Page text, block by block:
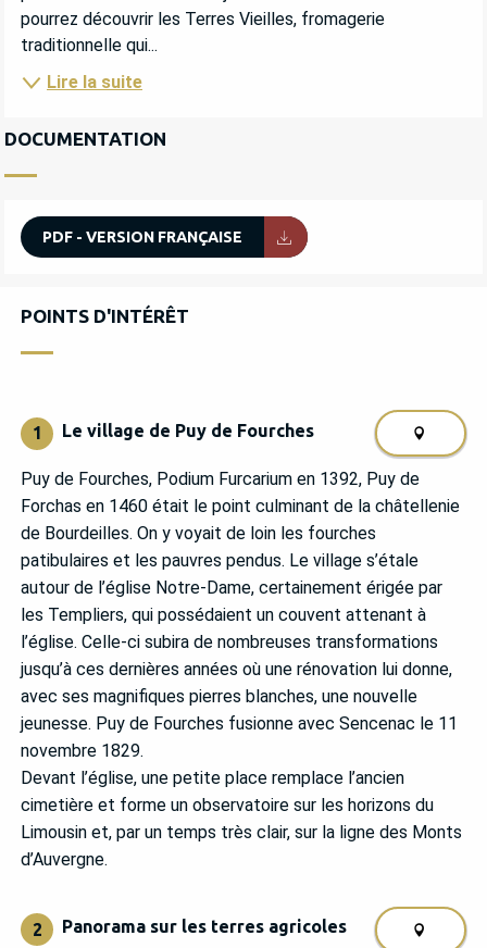
pourrez découvrir les Terres Vieilles, fromagerie
traditionnelle qui...
Lire la suite
DOCUMENTATION
PDF - VERSION FRANÇAISE
POINTS D'INTÉRÊT
POINTS D'INTÉRÊT
1 Le village de Puy de Fourches
Puy de Fourches, Podium Furcarium en 1392, Puy de
Forchas en 1460 était le point culminant de la châtellenie
de Bourdeilles. On y voyait de loin les fourches
patibulaires et les pauvres pendus. Le village s’étale
autour de l’église Notre-Dame, certainement érigée par
les Templiers, qui possédaient un couvent attenant à
l’église. Celle-ci subira de nombreuses transformations
jusqu’à ces dernières années où une rénovation lui donne,
avec ses magnifiques pierres blanches, une nouvelle
jeunesse. Puy de Fourches fusionne avec Sencenac le 11
novembre 1829.
Devant l’église, une petite place remplace l’ancien
cimetière et forme un observatoire sur les horizons du
Limousin et, par un temps très clair, sur la ligne des Monts
d’Auvergne.
2 Panorama sur les terres agricoles